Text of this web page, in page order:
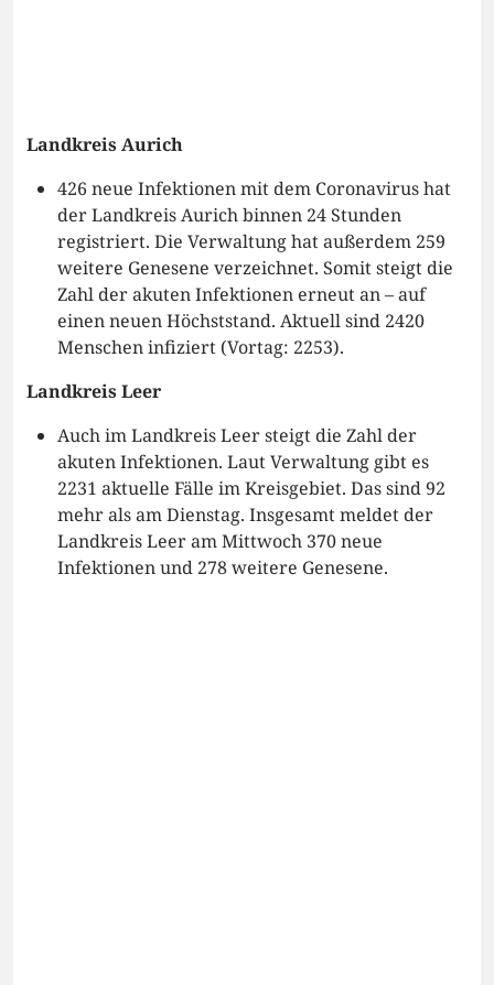
Landkreis Aurich
426 neue Infektionen mit dem Coronavirus hat
der Landkreis Aurich binnen 24 Stunden
registriert. Die Verwaltung hat außerdem 259
weitere Genesene verzeichnet. Somit steigt die
Zahl der akuten Infektionen erneut an – auf
einen neuen Höchststand. Aktuell sind 2420
Menschen infiziert (Vortag: 2253).
Landkreis Leer
Auch im Landkreis Leer steigt die Zahl der
akuten Infektionen. Laut Verwaltung gibt es
2231 aktuelle Fälle im Kreisgebiet. Das sind 92
mehr als am Dienstag. Insgesamt meldet der
Landkreis Leer am Mittwoch 370 neue
Infektionen und 278 weitere Genesene.